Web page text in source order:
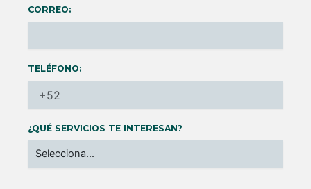
CORREO:
TELÉFONO:
¿QUÉ SERVICIOS TE INTERESAN?